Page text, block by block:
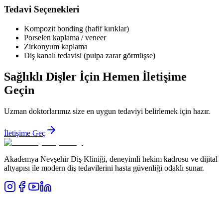
Tedavi Seçenekleri
Kompozit bonding (hafif kırıklar)
Porselen kaplama / veneer
Zirkonyum kaplama
Diş kanalı tedavisi (pulpa zarar görmüşse)
Sağlıklı Dişler İçin Hemen İletişime
Geçin
Uzman doktorlarımız size en uygun tedaviyi belirlemek için hazır.
İletişime Geç
Akademya Nevşehir Diş Kliniği, deneyimli hekim kadrosu ve dijital
altyapısı ile modern diş tedavilerini hasta güvenliği odaklı sunar.